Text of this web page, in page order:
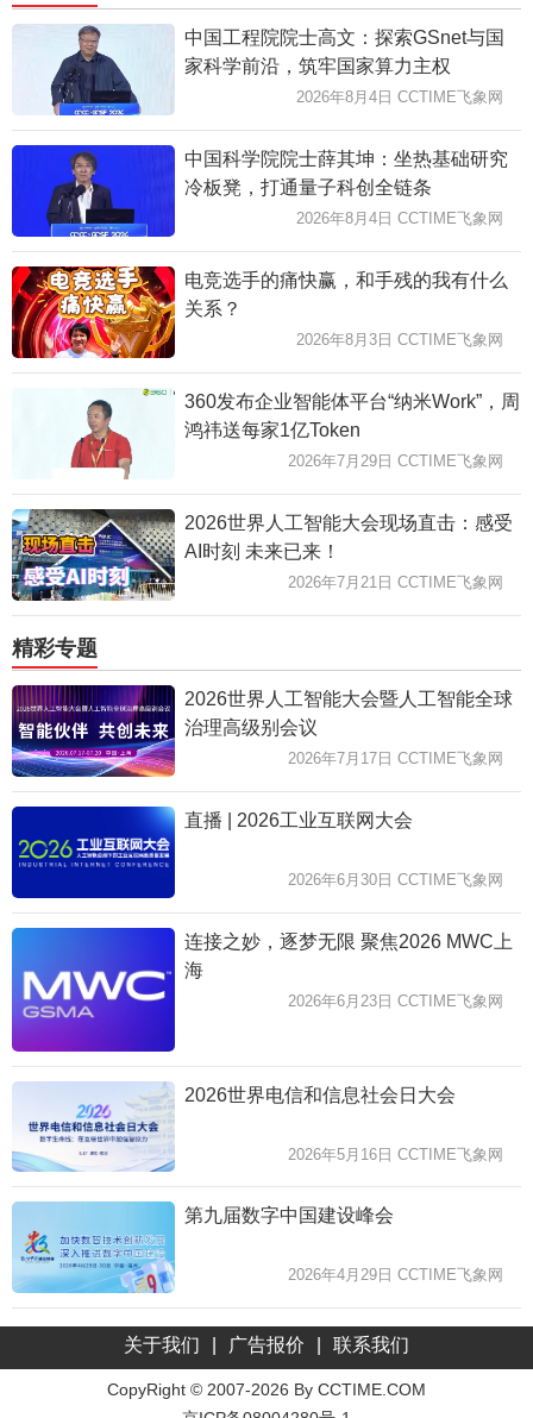
中国工程院院士高文：探索GSnet与国
家科学前沿，筑牢国家算力主权
2026年8月4日 CCTIME飞象网
中国科学院院士薛其坤：坐热基础研究
冷板凳，打通量子科创全链条
2026年8月4日 CCTIME飞象网
电竞选手的痛快赢，和手残的我有什么
关系？
2026年8月3日 CCTIME飞象网
360发布企业智能体平台“纳米Work”，周
鸿祎送每家1亿Token
2026年7月29日 CCTIME飞象网
2026世界人工智能大会现场直击：感受
AI时刻 未来已来！
2026年7月21日 CCTIME飞象网
精彩专题
2026世界人工智能大会暨人工智能全球
治理高级别会议
2026年7月17日 CCTIME飞象网
直播 | 2026工业互联网大会
2026年6月30日 CCTIME飞象网
连接之妙，逐梦无限 聚焦2026 MWC上
海
2026年6月23日 CCTIME飞象网
2026世界电信和信息社会日大会
2026年5月16日 CCTIME飞象网
第九届数字中国建设峰会
2026年4月29日 CCTIME飞象网
关于我们 广告报价 联系我们
CopyRight © 2007-2026 By CCTIME.COM